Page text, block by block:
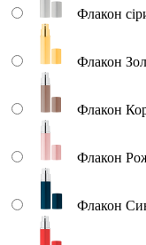
Флакон
Флакон
Флакон
Флакон
Флакон